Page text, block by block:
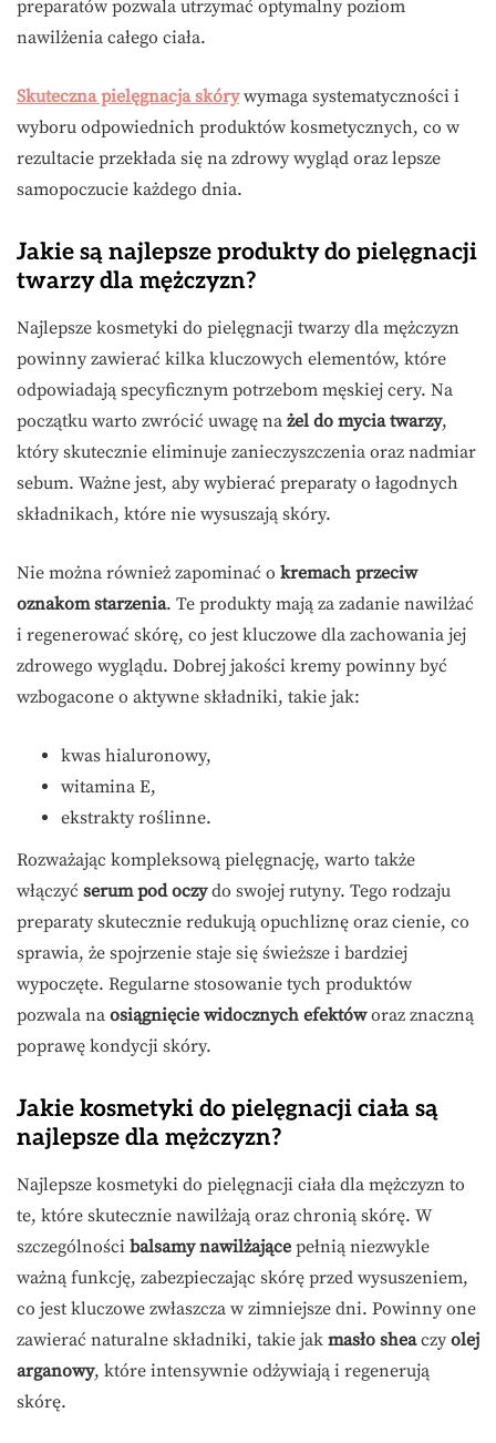
preparatów pozwala utrzymać optymalny poziom
nawilżenia całego ciała.
Skuteczna pielęgnacja skórywymaga systematyczności i
wyboru odpowiednich produktów kosmetycznych, co w
rezultacie przekłada się na zdrowy wygląd oraz lepsze
samopoczucie każdego dnia.
Jakie są najlepsze produkty do pielęgnacji
twarzy dla mężczyzn?
Najlepsze kosmetyki do pielęgnacji twarzy dla mężczyzn
powinny zawierać kilka kluczowych elementów, które
odpowiadają specyficznym potrzebom męskiej cery. Na
początku warto zwrócić uwagę na żel do mycia twarzy,
który skutecznie eliminuje zanieczyszczenia oraz nadmiar
sebum. Ważne jest, aby wybierać preparaty o łagodnych
składnikach, które nie wysuszają skóry.
Nie można również zapominać o kremach przeciw
oznakom starzenia. Te produkty mają za zadanie nawilżać
i regenerować skórę, co jest kluczowe dla zachowania jej
zdrowego wyglądu. Dobrej jakości kremy powinny być
wzbogacone o aktywne składniki, takie jak:
kwas hialuronowy,
witamina E,
ekstrakty roślinne.
Rozważając kompleksową pielęgnację, warto także
włączyć serum pod oczydo swojej rutyny. Tego rodzaju
preparaty skutecznie redukują opuchliznę oraz cienie, co
sprawia, że spojrzenie staje się świeższe i bardziej
wypoczęte. Regularne stosowanie tych produktów
pozwala na osiągnięcie widocznych efektóworaz znaczną
poprawę kondycji skóry.
Jakie kosmetyki do pielęgnacji ciała są
najlepsze dla mężczyzn?
Najlepsze kosmetyki do pielęgnacji ciała dla mężczyzn to
te, które skutecznie nawilżają oraz chronią skórę. W
szczególności balsamy nawilżające pełnią niezwykle
ważną funkcję, zabezpieczając skórę przed wysuszeniem,
co jest kluczowe zwłaszcza w zimniejsze dni. Powinny one
zawierać naturalne składniki, takie jak masło sheaczy olej
arganowy, które intensywnie odżywiają i regenerują
skórę.